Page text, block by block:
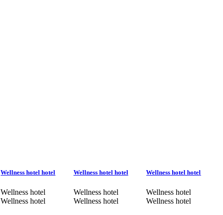
Wellness hotel hotel
Wellness hotel
Wellness hotel
Wellness hotel hotel
Wellness hotel
Wellness hotel
Wellness hotel hotel
Wellness hotel
Wellness hotel